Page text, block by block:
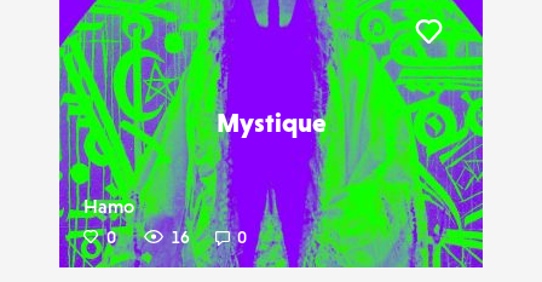
Mystique
Hamo
0 16 0
Liker